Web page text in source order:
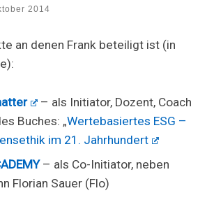
2014
an denen Frank beteiligt ist (in
– als Initiator, Dozent, Coach
Buches: „Wertebasiertes ESG –
im 21. Jahrhundert
– als Co-Initiator, neben
Florian Sauer (Flo)